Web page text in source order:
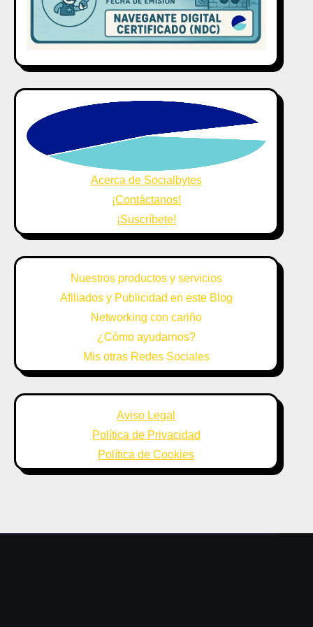
Acerca de Socialbytes
¡Contáctanos!
¡Suscríbete!
Nuestros productos y servicios
Afiliados y Publicidad en este Blog
Networking con cariño
¿Cómo ayudarnos?
Mis otras Redes Sociales
Aviso Legal
Política de Privacidad
Política de Cookies